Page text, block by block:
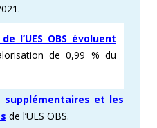
l’UES OBS évoluent
de 0,99 % du
supplémentaires et les
de l’UES OBS.